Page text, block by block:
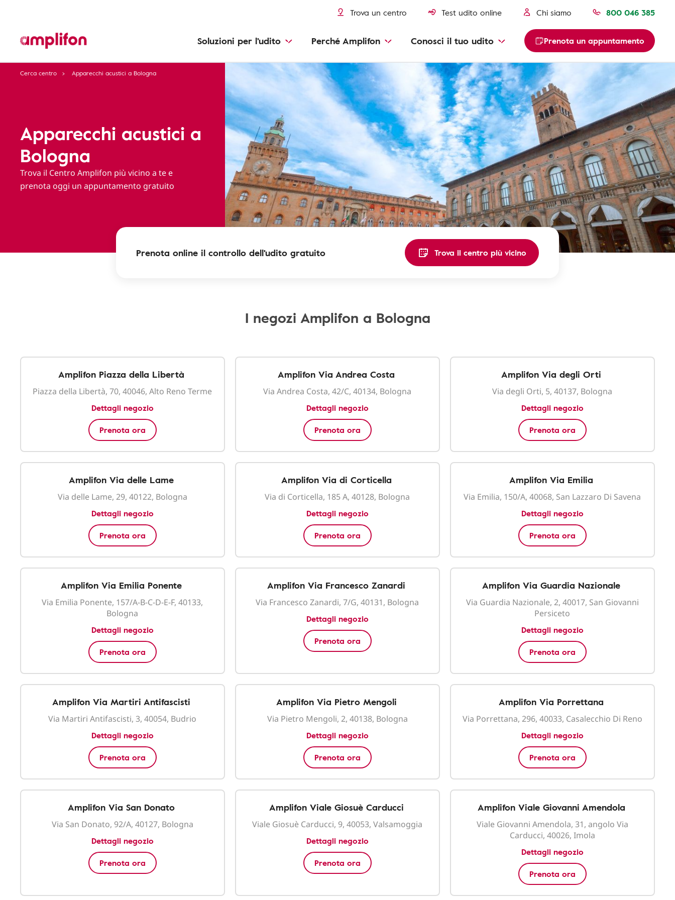
Trova un centro Test udito online Chi siamo 800 046 385
Soluzioni per l'udito Perché Amplifon Conosci il tuo udito Prenota un appuntamento
Cerca centro Apparecchi acustici a Bologna
Apparecchi acustici a
Bologna
Trova il Centro Amplifon più vicino a te e
prenota oggi un appuntamento gratuito
Prenota online il controllo dell'udito gratuito Trova il centro più vicino
I negozi Amplifon a Bologna
Amplifon Piazza della Libertà
Piazza della Libertà, 70, 40046, Alto Reno Terme
Dettagli negozio
Prenota ora
Amplifon Via Andrea Costa
Via Andrea Costa, 42/C, 40134, Bologna
Dettagli negozio
Prenota ora
Amplifon Via degli Orti
Via degli Orti, 5, 40137, Bologna
Dettagli negozio
Prenota ora
Amplifon Via delle Lame
Via delle Lame, 29, 40122, Bologna
Dettagli negozio
Prenota ora
Amplifon Via di Corticella
Via di Corticella, 185 A, 40128, Bologna
Dettagli negozio
Prenota ora
Amplifon Via Emilia
Via Emilia, 150/A, 40068, San Lazzaro Di Savena
Dettagli negozio
Prenota ora
Amplifon Via Emilia Ponente
Via Emilia Ponente, 157/A-B-C-D-E-F, 40133,
Bologna
Dettagli negozio
Prenota ora
Amplifon Via Francesco Zanardi
Via Francesco Zanardi, 7/G, 40131, Bologna
Dettagli negozio
Prenota ora
Amplifon Via Guardia Nazionale
Via Guardia Nazionale, 2, 40017, San Giovanni
Persiceto
Dettagli negozio
Prenota ora
Amplifon Via Martiri Antifascisti
Via Martiri Antifascisti, 3, 40054, Budrio
Dettagli negozio
Prenota ora
Amplifon Via Pietro Mengoli
Via Pietro Mengoli, 2, 40138, Bologna
Dettagli negozio
Prenota ora
Amplifon Via Porrettana
Via Porrettana, 296, 40033, Casalecchio Di Reno
Dettagli negozio
Prenota ora
Amplifon Via San Donato
Via San Donato, 92/A, 40127, Bologna
Dettagli negozio
Prenota ora
Amplifon Viale Giosuè Carducci
Viale Giosuè Carducci, 9, 40053, Valsamoggia
Dettagli negozio
Prenota ora
Amplifon Viale Giovanni Amendola
Viale Giovanni Amendola, 31, angolo Via
Carducci, 40026, Imola
Dettagli negozio
Prenota ora